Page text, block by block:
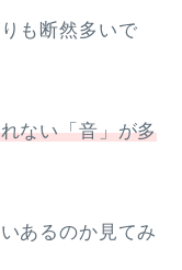
も断然多いで
ない「音」が多
あるのか見てみ